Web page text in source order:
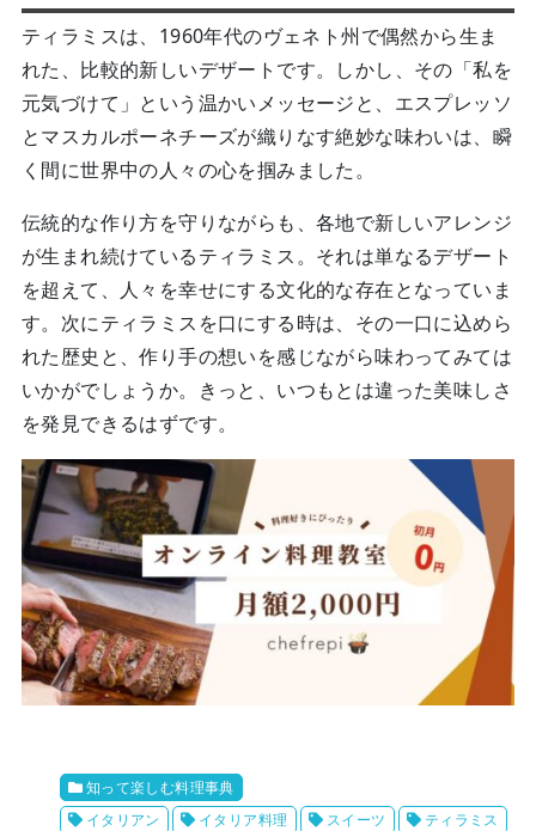
ティラミスは、1960年代のヴェネト州で偶然から生ま
れた、比較的新しいデザートです。しかし、その「私を
元気づけて」という温かいメッセージと、エスプレッソ
とマスカルポーネチーズが織りなす絶妙な味わいは、瞬
く間に世界中の人々の心を掴みました。
伝統的な作り方を守りながらも、各地で新しいアレンジ
が生まれ続けているティラミス。それは単なるデザート
を超えて、人々を幸せにする文化的な存在となっていま
す。次にティラミスを口にする時は、その一口に込めら
れた歴史と、作り手の想いを感じながら味わってみては
いかがでしょうか。きっと、いつもとは違った美味しさ
を発見できるはずです。
知って楽しむ料理事典
イタリアン
イタリア料理 スイーツ ティラミス